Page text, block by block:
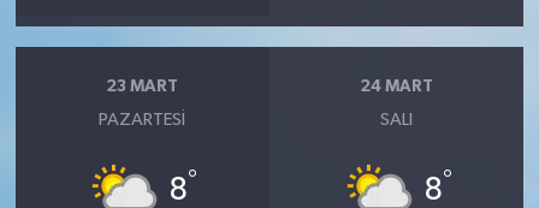
23 MART
PAZARTESI
8°
24 MART
SALI
8°